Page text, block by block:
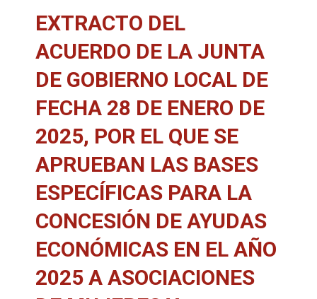
EXTRACTO DEL
ACUERDO DE LA JUNTA
DE GOBIERNO LOCAL DE
FECHA 28 DE ENERO DE
2025, POR EL QUE SE
APRUEBAN LAS BASES
ESPECÍFICAS PARA LA
CONCESIÓN DE AYUDAS
ECONÓMICAS EN EL AÑO
2025 A ASOCIACIONES